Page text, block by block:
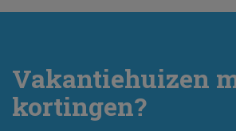
Vakantiehuizen
kortingen?